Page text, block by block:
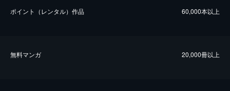
ポイント（レンタル）作品 60,000本以上
無料マンガ 20,000冊以上